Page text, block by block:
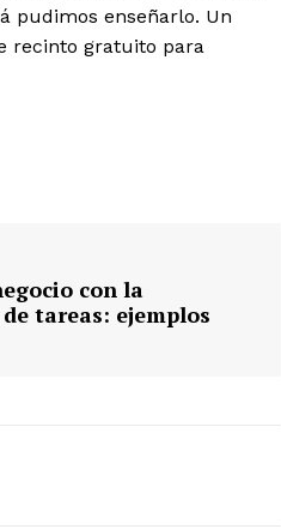
pudimos enseñarlo. Un
recinto gratuito para
con la
tareas: ejemplos